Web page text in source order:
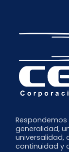
generalidad,
universalidad,
continuidad y